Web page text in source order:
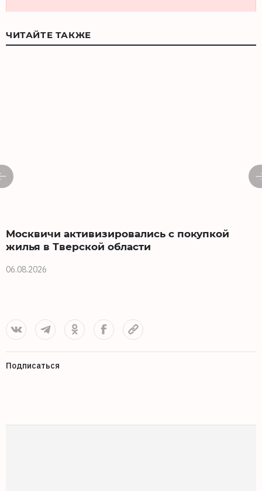
ЧИТАЙТЕ ТАКЖЕ
Москвичи активизировались с покупкой
жилья в Тверской области
06.08.2026
Подписаться